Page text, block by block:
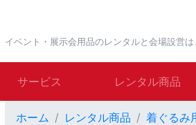
イベント・展示会用品のレンタルと会場設営は
サービス レンタル商品
ホーム レンタル商品 着ぐるみ